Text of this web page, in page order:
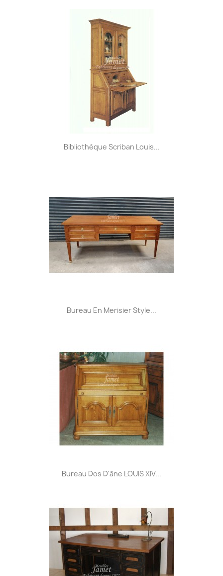
Bibliothèque Scriban Louis...
Bureau En Merisier Style...
Bureau Dos D'âne LOUIS XIV...